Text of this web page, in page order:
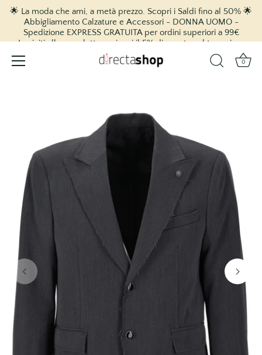
🌟 La moda che ami, a metà prezzo. Scopri i Saldi fino al 50% 🌟
Abbigliamento Calzature e Accessori - DONNA UOMO -
Spedizione EXPRESS GRATUITA per ordini superiori a 99€
Iscriviti alla newsletter e ricevi il 5% di sconto sul tuo primo
acquisto! 🎉
0